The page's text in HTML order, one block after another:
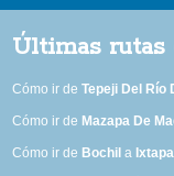
Últimas rutas
Cómo ir deTepeji Del Río
Cómo ir de Mazapa De
Cómo ir de Bochil a